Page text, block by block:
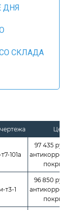
ДНЯ
СКЛАДА
101а
97 435
т3-1
96 850